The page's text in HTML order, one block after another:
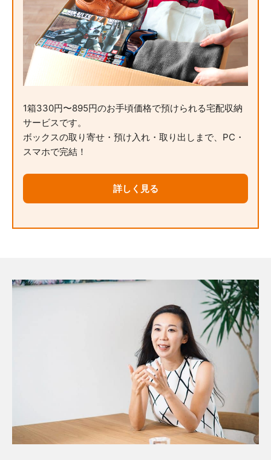
1箱330円〜895円のお手頃価格で預けられる宅配収納
サービスです。
ボックスの取り寄せ・預け入れ・取り出しまで、PC・
スマホで完結！
詳しく見る